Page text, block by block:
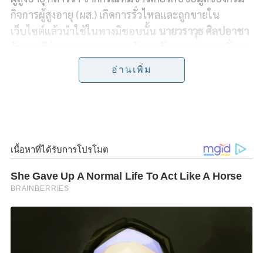
e
b
e
t
t
e
r
y
L
i
n
e
กิจการผู้สูงอายุ (ผส.) เกิดการรั่วไหลและถูกขายใน
เว็บไซต์แล้วนำใช้ในทางมิชอบนั้น นายวราวุธ​ ศิลปอาชา​
ของมนุษย์ (รมว.พม.) ได้สั่งการให้ไปดำเนินการแจ้งความ
กับทางตำรวจไซเบอร์​ และคณะกรรมการคุ้มครองข้อมูล
นางสาวแรมรุ้ง กล่าวเพิ่มเติมว่า กรมกิจการผู้สูงอายุ
กระทรวง พม. ได้เร่งดำเนินการให้ผู้เชี่ยวชาญทำการ
ตรวจสอบว่ามีหน่วยงาน​หรือบุคคลใดเป็นผู้นำข้อมูลไป
ใช้โดยมิชอบด้วยกฎหมาย หากพบ ทางกรมกิจการผู้สูง
อายุ จะรีบดำเนินการทางกฎหมายโดยทันที​ เพื่อไม่ให้มี
การกระทำเช่นนี้ซ้ำอีก​ อีกทั้งได้มีการป้องกันข้อมูล​
ทั้งหมดไว้เป็นที่เรียบร้อยแล้ว​
อ่านเพิ่ม